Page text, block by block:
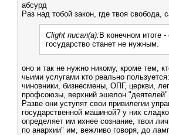
абсурд
Раз над тобой закон, где твоя свобода,
Clight писал(а): В конечном итоге
государство станет не нужным.
оно и так не нужно никому, кроме тем,
чьими услугами кто реально
чиновники, бизнесмены, ОПГ, церкви,
профсоюзы, верхний эшелон "деятелей"
Разве они уступят свои привилегии
государственной машиной? у них
определяет им ихнее сознание, твои
по анархии" им, вежливо говоря, до